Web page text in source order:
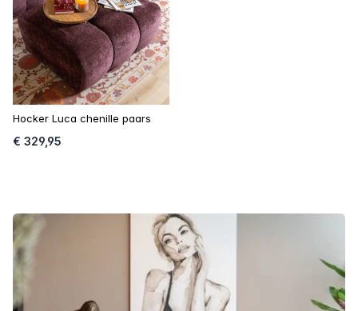
Hocker Luca chenille paars
€ 329,95